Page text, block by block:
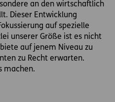
an den wirtschaftlich
Dieser Entwicklung
auf spezielle
unserer Größe ist es nicht
auf jenem Niveau zu
zu Recht erwarten.
machen.